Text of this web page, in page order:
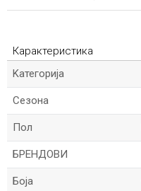
Карактеристика
Kатегорија
Сезона
Пол
БРЕНДОВИ
Боја